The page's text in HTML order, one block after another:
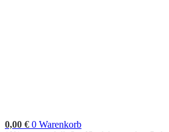
0,00 € 0 Warenkorb